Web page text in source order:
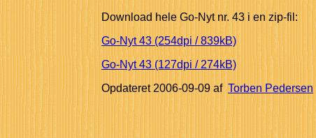
Download hele Go-Nyt nr. 43 i en zip-fil:
Go-Nyt 43 (254dpi / 839kB)
Go-Nyt 43 (127dpi / 274kB)
Opdateret2006-09-09 afTorben Pedersen